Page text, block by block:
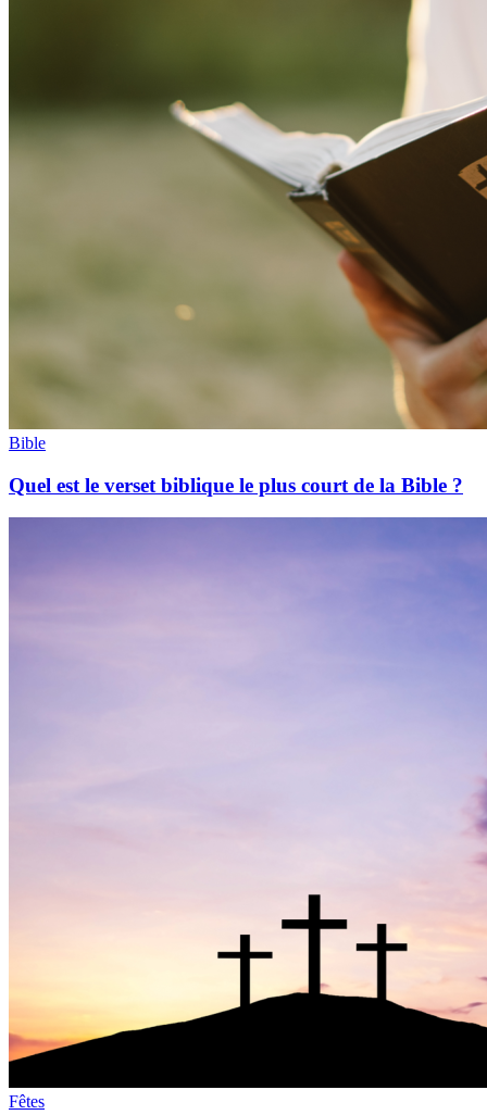
Bible
Quel est le verset biblique le plus court de la Bible ?
Fêtes